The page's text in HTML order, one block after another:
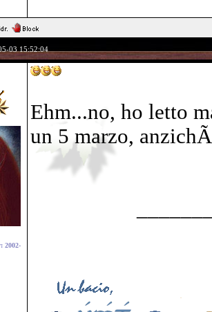
03 15:52:04
2002-
Ehm...no, ho letto
un 5 marzo,